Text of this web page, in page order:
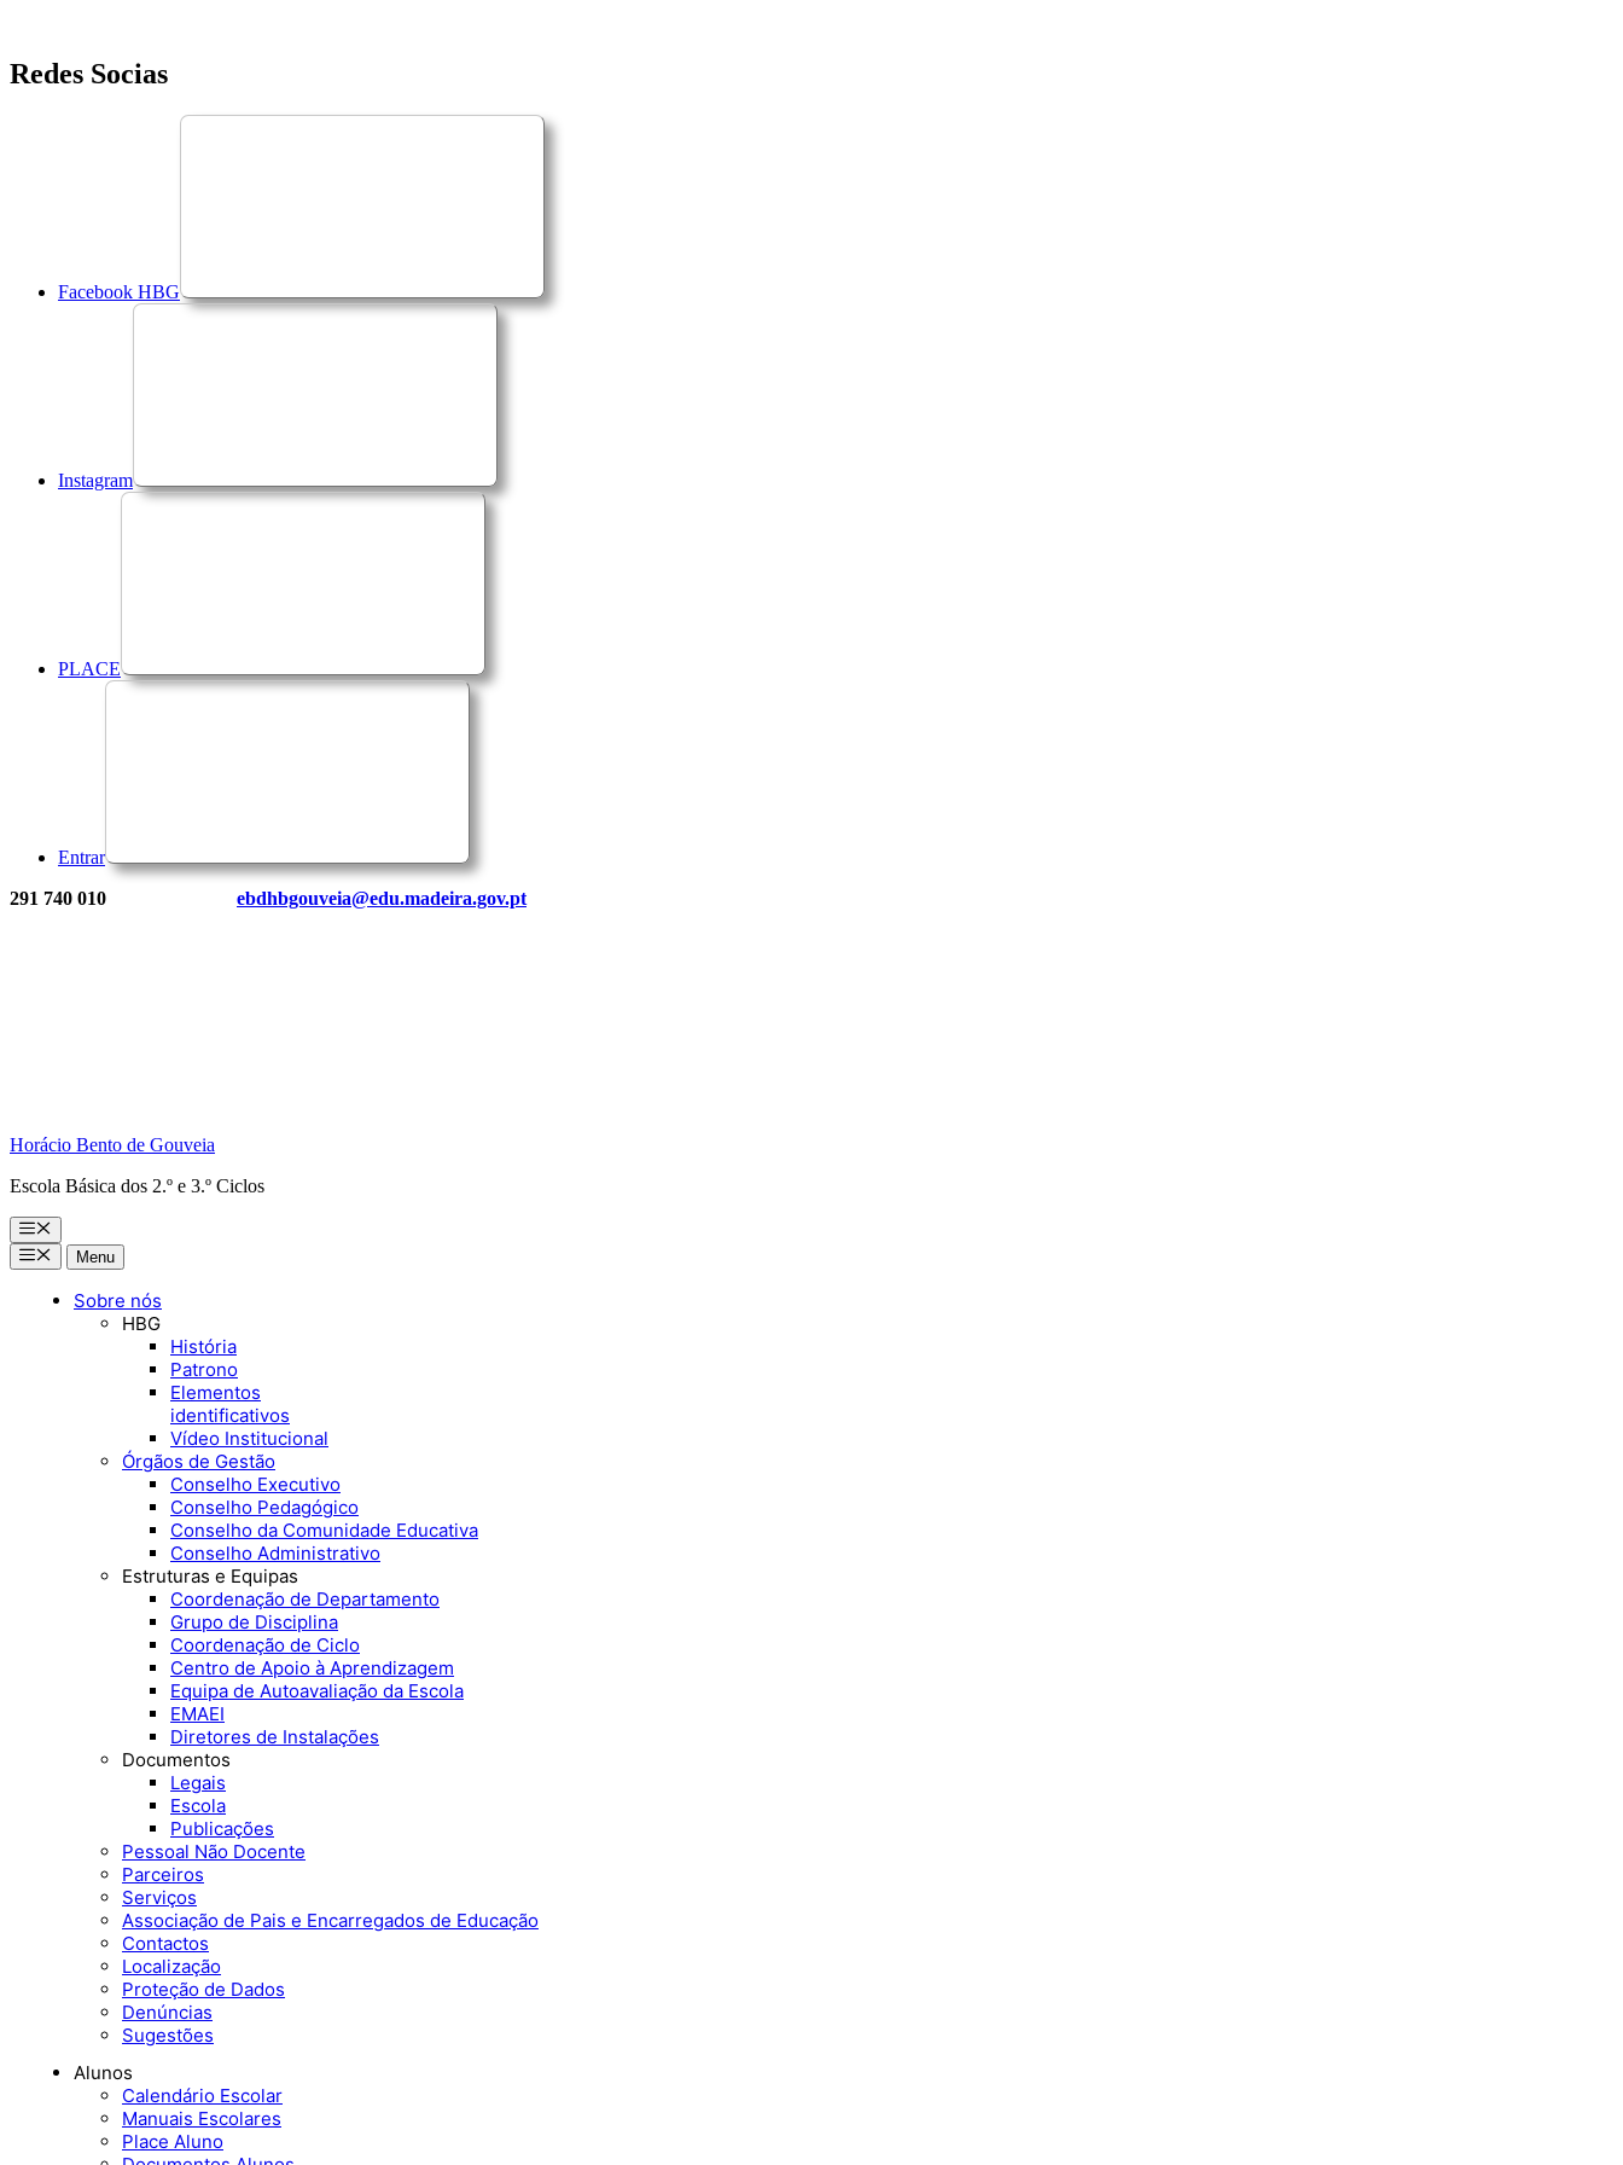
Saltar
para
Redes Socias
Facebook HBG
Instagram
PLACE
Entrar
291 740 010 ebdhbgouveia@edu.madeira.gov.pt
Horácio Bento de Gouveia
Escola Básica dos 2.º e 3.º Ciclos
Menu
MenuMenu
Sobre nós
HBG
História
Patrono
Elementos
identificativos
Vídeo Institucional
Órgãos de Gestão
Conselho Executivo
Conselho Pedagógico
Conselho da Comunidade Educativa
Conselho Administrativo
Estruturas e Equipas
Coordenação de Departamento
Grupo de Disciplina
Coordenação de Ciclo
Centro de Apoio à Aprendizagem
Equipa de Autoavaliação da Escola
EMAEI
Diretores de Instalações
Documentos
Legais
Escola
Publicações
Pessoal Não Docente
Parceiros
Serviços
Associação de Pais e Encarregados de Educação
Contactos
Localização
Proteção de Dados
Denúncias
Sugestões
Alunos
Calendário Escolar
Manuais Escolares
Place Aluno